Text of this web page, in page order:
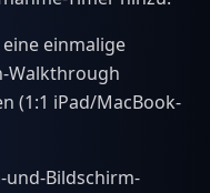
einmalige
Walkthrough
(1:1 iPad/MacBook-
und-Bildschirm-